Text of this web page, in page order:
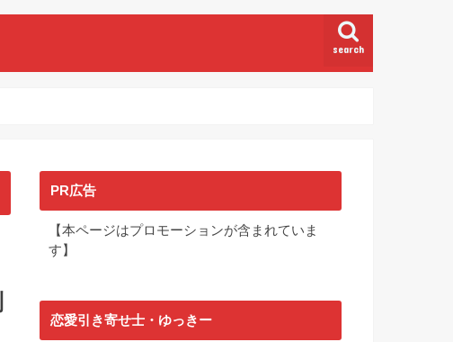
search
PR広告
【本ページはプロモーションが含まれていま
す】
恋愛引き寄せ士・ゆっきー